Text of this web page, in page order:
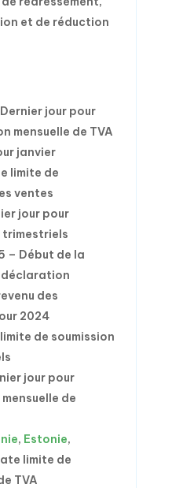
et de réduction
jour pour
mensuelle de TVA
janvier
limite de
ventes
jour pour
– Début de la
déclaration
des
2024
de soumission
jour pour
de
, Estonie,
limite de
TVA